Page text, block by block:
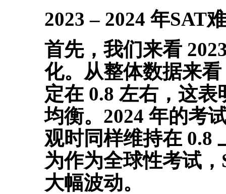
2023 – 2024 年SAT
首先，我们来看
化。从整体数据来
定在 0.8 左右，这
均衡。2024 年的考
观时同样维持在 0.8
为作为全球性考试
大幅波动。